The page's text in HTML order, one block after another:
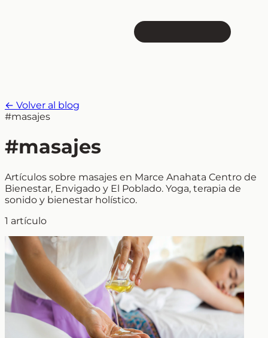
← Volver al blog
#masajes
#masajes
Artículos sobre masajes en Marce Anahata Centro de
Bienestar, Envigado y El Poblado. Yoga, terapia de
sonido y bienestar holístico.
1 artículo